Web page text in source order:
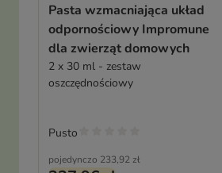
Pasta wzmacniająca układ
odpornościowy Impromune
dla zwierząt domowych
2 x 30 ml - zestaw
oszczędnościowy
pojedynczo 233,92 zł
Pusto